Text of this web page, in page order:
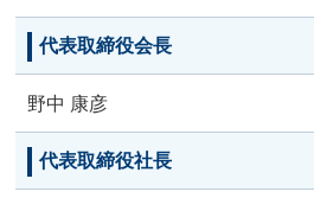
代表取締役会長
野中 康彦
代表取締役社長